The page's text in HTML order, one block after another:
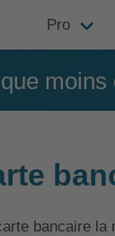
Pro
moins
bancaire